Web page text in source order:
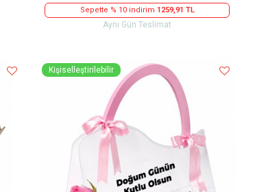
Sepette % 10 indirim 1259,91 TL
Aynı Gün Teslimat
Kişiselleştirilebilir